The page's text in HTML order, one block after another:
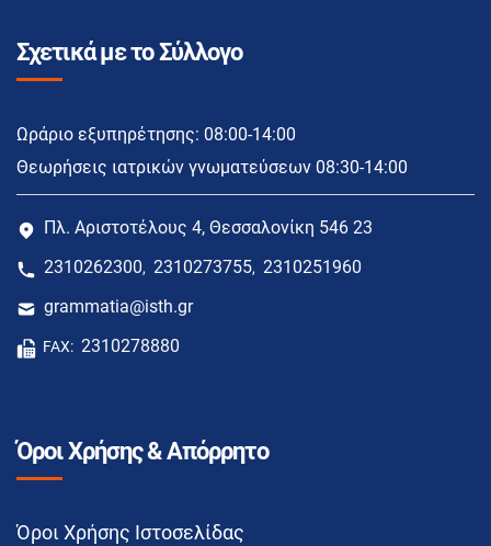
Σχετικά με το Σύλλογο
Ωράριο εξυπηρέτησης: 08:00-14:00
Θεωρήσεις ιατρικών γνωματεύσεων 08:30-14:00
Πλ. Αριστοτέλους 4, Θεσσαλονίκη 546 23
2310262300, 2310273755, 2310251960
grammatia@isth.gr
FAX: 2310278880
Όροι Χρήσης & Απόρρητο
Όροι Χρήσης Ιστοσελίδας